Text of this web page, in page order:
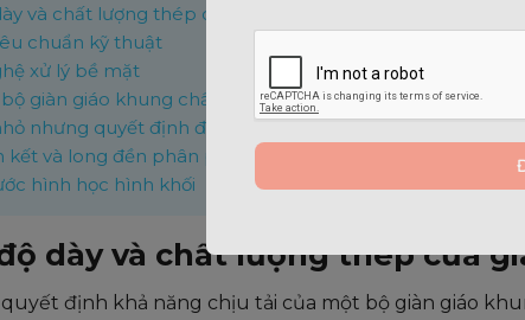
và chất lượng thép của giàn giáo
chuẩn kỹ thuật
xử lý bề mặt
giàn giáo khung chất lượng
nhưng quyết định độ an toàn
kết và long đền phân phối lực
hình học hình khối
dày và chất lượng thép của
định khả năng chịu tải của một bộ giàn giáo